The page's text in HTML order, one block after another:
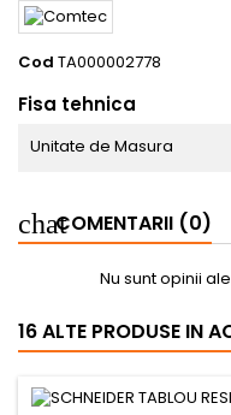
Cod TA000002778
Fisa tehnica
Unitate de Masura
COMENTARII (0)
Nu sunt opinii
16 ALTE PRODUSE IN